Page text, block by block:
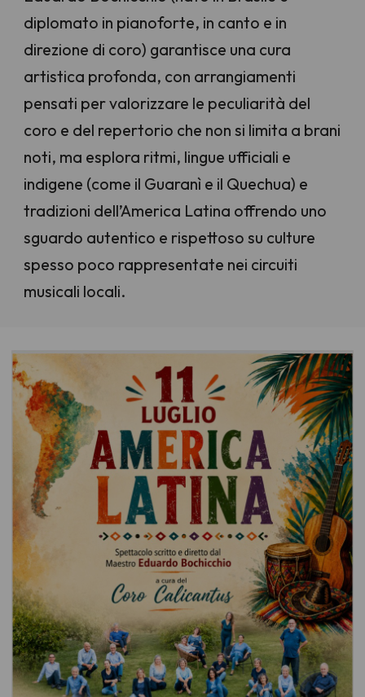
diplomato in pianoforte, in canto e in
direzione di coro) garantisce una cura
artistica profonda, con arrangiamenti
pensati per valorizzare le peculiarità del
coro e del repertorio che non si limita a brani
noti, ma esplora ritmi, lingue ufficiali e
indigene (come il Guaranì e il Quechua) e
tradizioni dell’America Latina offrendo uno
sguardo autentico e rispettoso su culture
spesso poco rappresentate nei circuiti
musicali locali.